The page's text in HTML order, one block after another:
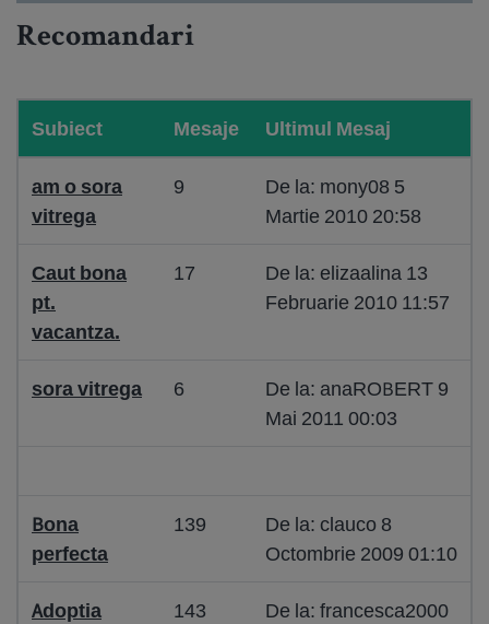
Recomandari
Subiect Mesaje Ultimul Mesaj
am o sora
vitrega
9
De la: mony08 5
Martie 2010 20:58
Caut bona
pt.
vacantza.
17
De la: elizaalina 13
Februarie 2010 11:57
sora vitrega 6
De la: anaROBERT 9
Mai 2011 00:03
Bona
perfecta
139
De la: clauco 8
Octombrie 2009 01:10
Adoptia 143
De la: francesca2000